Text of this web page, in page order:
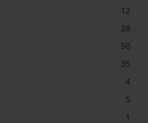
12
28
50
35
4
5
1